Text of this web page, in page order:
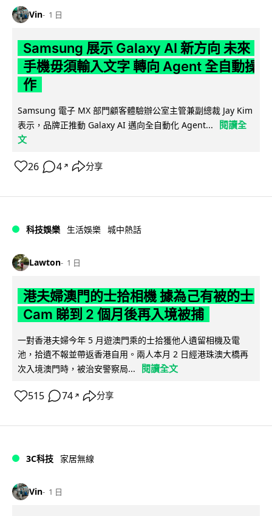
Vin 1 日
Samsung 展示 Galaxy AI 新方向 未來
手機毋須輸入文字 轉向 Agent 全自動操
作
Samsung 電子 MX 部門顧客體驗辦公室主管兼副總裁 Jay Kim
表示，品牌正推動 Galaxy AI 邁向全自動化 Agent...
閱讀全
文
26 4 ↗ 分享
科技娛樂 生活娛樂 城中熱話
Lawton 1 日
港夫婦澳門的士拾相機 據為己有被的士
Cam 睇到 2 個月後再入境被捕
一對香港夫婦今年 5 月遊澳門乘的士拾獲他人遺留相機及電
池，拾遺不報並帶返香港自用。兩人本月 2 日經港珠澳大橋再
次入境澳門時，被治安警察局...
閱讀全文
515 74 ↗ 分享
3C科技 家居無線
Vin 1 日